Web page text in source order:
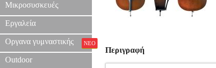
Μικροσυσκευές
Εργαλεία
Οργανα γυμναστικής ΝΕΟ
Outdoor
Περιγραφή